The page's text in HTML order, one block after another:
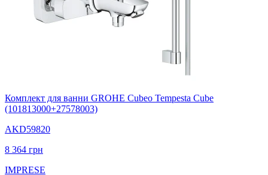
Комплект для ванни GROHE Cubeo Tempesta Cube
(101813000+27578003)
AKD59820
8 364 грн
IMPRESE